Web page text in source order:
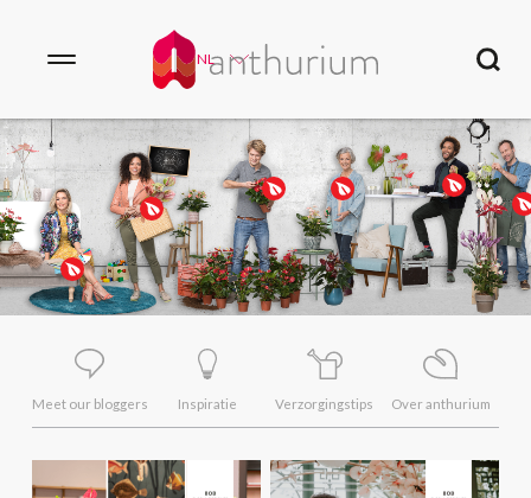
NL
Meet our bloggers Inspiratie Verzorgingstips Over anthurium